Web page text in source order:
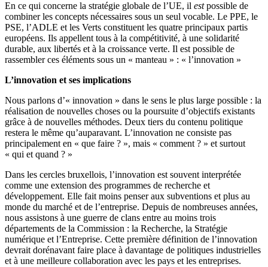
En ce qui concerne la stratégie globale de l’UE, il estpossible de
combiner les concepts nécessaires sous un seul vocable. Le PPE, le
PSE, l’ADLE et les Verts constituent les quatre principaux partis
européens. Ils appellent tous à la compétitivité, à une solidarité
durable, aux libertés et à la croissance verte. Il est possible de
rassembler ces éléments sous un « manteau » : « l’innovation »
L’innovation et ses implications
Nous parlons d’« innovation » dans le sens le plus large possible : la
réalisation de nouvelles choses ou la poursuite d’objectifs existants
grâce à de nouvelles méthodes. Deux tiers du contenu politique
restera le même qu’auparavant. L’innovation ne consiste pas
principalement en « que faire ? », mais « comment ? » et surtout
« qui et quand ? »
Dans les cercles bruxellois, l’innovation est souvent interprétée
comme une extension des programmes de recherche et
développement. Elle fait moins penser aux subventions et plus au
monde du marché et de l’entreprise. Depuis de nombreuses années,
nous assistons à une guerre de clans entre au moins trois
départements de la Commission : la Recherche, la Stratégie
numérique et l’Entreprise. Cette première définition de l’innovation
devrait dorénavant faire place à davantage de politiques industrielles
et à une meilleure collaboration avec les pays et les entreprises.